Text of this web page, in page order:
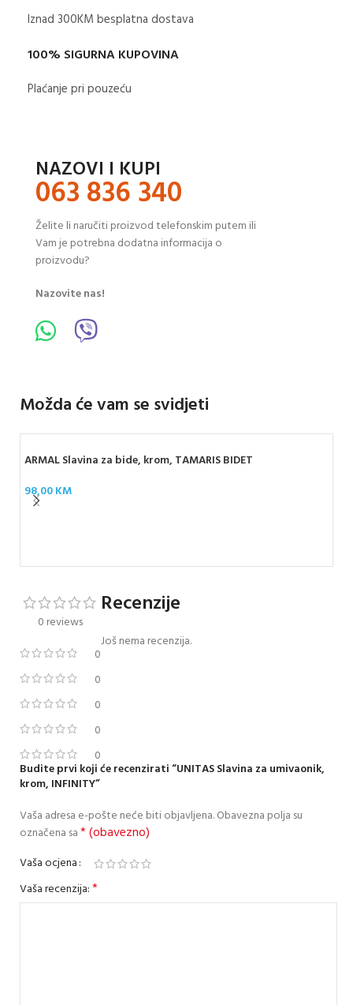
Iznad 300KM besplatna dostava​
100% SIGURNA KUPOVINA
Plaćanje pri pouzeću
NAZOVI I KUPI
063 836 340
Želite li naručiti proizvod telefonskim putem ili
Vam je potrebna dodatna informacija o
proizvodu?
Nazovite nas!
Možda će vam se svidjeti
ARMAL Slavina za bide, krom, TAMARIS BIDET
98,00KM
0 reviews
0
0
0
0
0
Recenzije
Još nema recenzija.
Budite prvi koji će recenzirati “UNITAS Slavina za umivaonik,
krom, INFINITY”
Vaša adresa e-pošte neće biti objavljena.Obavezna polja su
označena sa* (obavezno)
Vaša ocjena
Vaša recenzija:*